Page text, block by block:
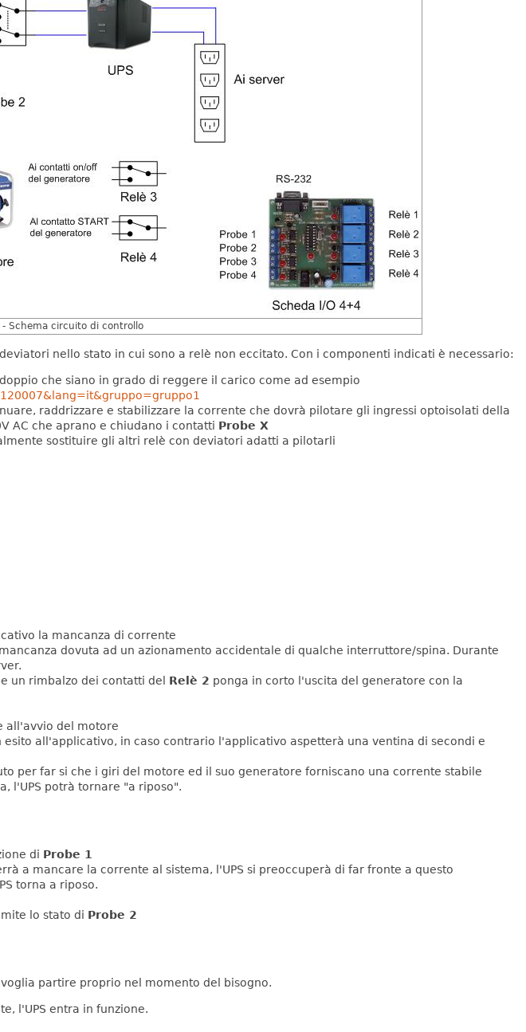
- Schema circuito di controllo
nello stato in cui sono a relè non eccitato. Con i componenti indicati è necessario:
che siano in grado di reggere il carico come ad esempio
raddrizzare e stabilizzare la corrente che dovrà pilotare gli ingressi optoisolati della
AC che aprano e chiudano i contatti Probe X
sostituire gli altri relè con deviatori adatti a pilotarli
la mancanza di corrente
dovuta ad un azionamento accidentale di qualche interruttore/spina. Durante
un rimbalzo dei contatti del Relè 2 ponga in corto l'uscita del generatore con la
all'avvio del motore
esito all'applicativo, in caso contrario l'applicativo aspetterà una ventina di secondi e
per far si che i giri del motore ed il suo generatore forniscano una corrente stabile
l'UPS potrà tornare "a riposo".
di Probe 1
a mancare la corrente al sistema, l'UPS si preoccuperà di far fronte a questo
torna a riposo.
lo stato di Probe 2
partire proprio nel momento del bisogno.
l'UPS entra in funzione.